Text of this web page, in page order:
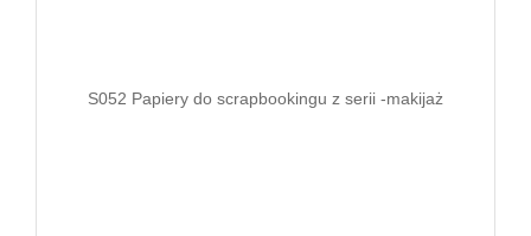
S052 Papiery do scrapbookingu z serii -makijaż